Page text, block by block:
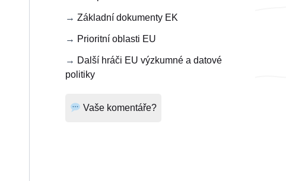
→ Základní dokumenty EK
→ Prioritní oblasti EU
→ Další hráči EU výzkumné a datové
politiky
Vaše komentáře?